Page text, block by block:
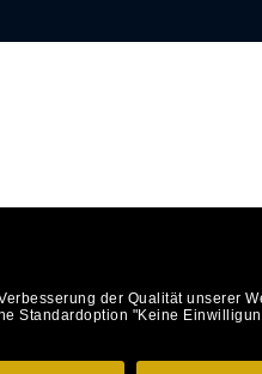
der Qualität unserer
Standardoption "Keine